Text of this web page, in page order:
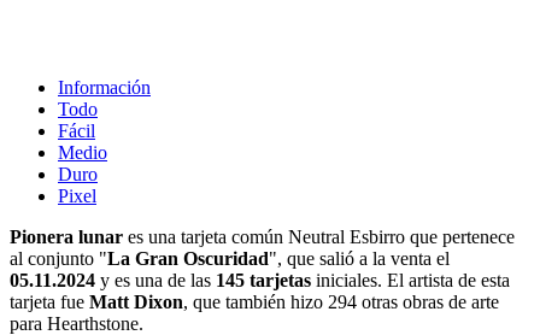
Información
Todo
Fácil
Medio
Duro
Pixel
Pionera lunar es una tarjeta común Neutral Esbirro que pertenece
al conjunto "La Gran Oscuridad", que salió a la venta el
05.11.2024 y es una de las 145 tarjetas iniciales. El artista de esta
tarjeta fue Matt Dixon, que también hizo 294 otras obras de arte
para Hearthstone.